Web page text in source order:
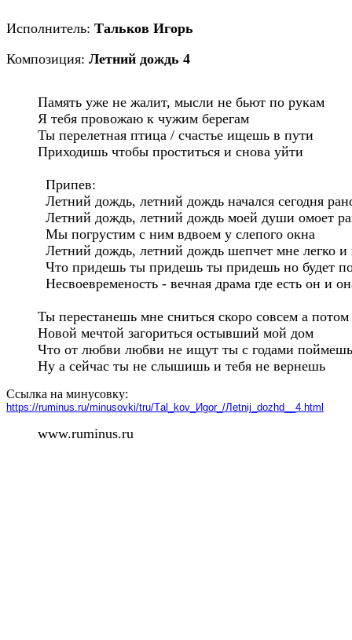
Исполнитель: Тальков Игорь
Композиция: Летний дождь 4
Память уже не жалит, мысли не бьют по рукам
Я тебя провожаю к чужим берегам
Ты перелетная птица / счастье ищешь в пути
Приходишь чтобы проститься и снова уйти
  Припев:
Летний дождь, летний дождь начался сегодня
Летний дождь, летний дождь моей души омоет
  Мы погрустим с ним вдвоем у слепого окна
Летний дождь, летний дождь шепчет мне легко и
Что придешь ты придешь ты придешь но будет
Несвоевременость - вечная драма где есть он и
Ты перестанешь мне сниться скоро совсем а потом
Новой мечтой загориться остывший мой дом
Что от любви любви не ищут ты с годами поймешь
Ну а сейчас ты не слышишь и тебя не вернешь
Ссылка на минусовку:
https://ruminus.ru/minusovki/tru/Тal_kov_Иgor_/Лetnij_dozhd__4.html
www.ruminus.ru